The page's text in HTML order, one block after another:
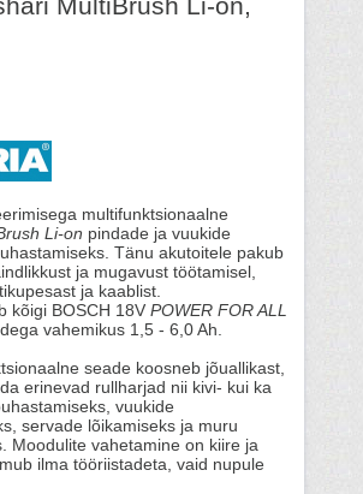
multifunktsionaalne
Li-on pindade ja vuukide
Tänu akutoitele pakub
ja mugavust töötamisel,
ja kaablist.
kõigi BOSCH 18V POWER FOR ALL
vahemikus 1,5 - 6,0 Ah.
seade koosneb jõuallikast,
erinevad rullharjad nii kivi- kui ka
vuukide
servade lõikamiseks ja muru
Moodulite vahetamine on kiire ja
ilma tööriistadeta, vaid nupule